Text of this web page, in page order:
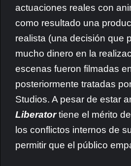
actuaciones reales con
como resultado una
realista (una decisión que
mucho dinero en la
escenas fueron filmadas
posteriormente tratadas
Studios. A pesar de estar
Liberatortiene el mérito
los conflictos internos de
permitir que el público